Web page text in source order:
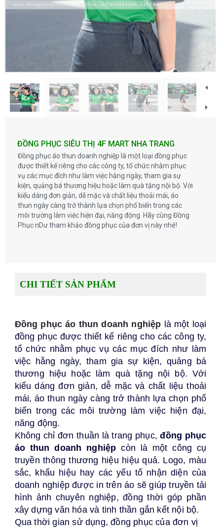
ĐỒNG PHỤC SIÊU THỊ 4F MART NHA TRANG
Đồng phục áo thun doanh nghiệp là một loại đồng phục
được thiết kế riêng cho các công ty, tổ chức nhằm phục
vụ các mục đích như làm việc hằng ngày, tham gia sự
kiện, quảng bá thương hiệu hoặc làm quà tặng nội bộ. Với
kiểu dáng đơn giản, dễ mặc và chất liệu thoải mái, áo
thun ngày càng trở thành lựa chọn phổ biến trong các
môi trường làm việc hiện đại, năng động. Hãy cùng Đồng
Phục nDư tham khảo đồng phục của đơn vị này nhé!
CHI TIẾT SẢN PHẨM
Đồng phục áo thun doanh nghiệp là một loại
đồng phục được thiết kế riêng cho các công ty,
tổ chức nhằm phục vụ các mục đích như làm
việc hằng ngày, tham gia sự kiện, quảng bá
thương hiệu hoặc làm quà tặng nội bộ. Với
kiểu dáng đơn giản, dễ mặc và chất liệu thoải
mái, áo thun ngày càng trở thành lựa chọn phổ
biến trong các môi trường làm việc hiện đại,
năng động.
Không chỉ đơn thuần là trang phục,đồng phục
áo thun doanh nghiệp còn là một công cụ
truyền thông thương hiệu hiệu quả. Logo, màu
sắc, khẩu hiệu hay các yếu tố nhận diện của
doanh nghiệp được in trên áo sẽ giúp truyền tải
hình ảnh chuyên nghiệp, đồng thời góp phần
xây dựng văn hóa và tinh thần gắn kết nội bộ.
Qua thời gian sử dụng, đồng phục của đơn vị